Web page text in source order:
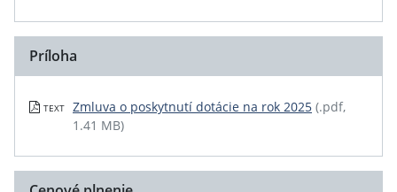
Príloha
TEXT Zmluva o poskytnutí dotácie na rok 2025 (.pdf,
1.41 MB)